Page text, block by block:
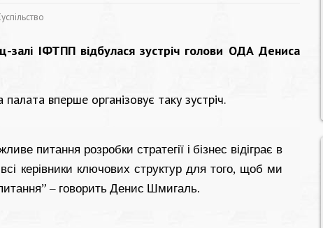
залі ІФТПП відбулася зустріч голови ОДА Дениса
вперше організовує таку зустріч.
питання розробки стратегії і бізнес відіграє в
керівники ключових структур для того, щоб ми
– говорить Денис Шмигаль.